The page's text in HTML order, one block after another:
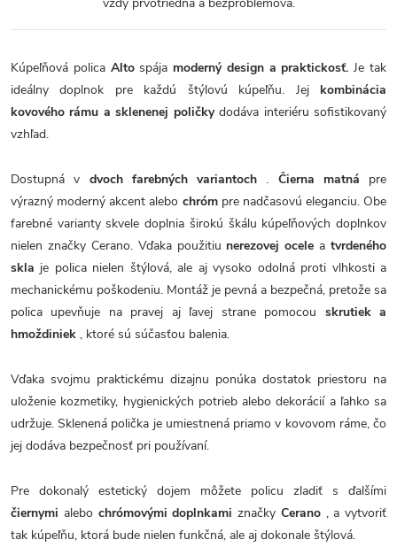
Kúpeľňová polica Altospája moderný design a praktickosť. Je tak
ideálny doplnok pre každú štýlovú kúpeľňu. Jej kombinácia
kovového rámu a sklenenej poličkydodáva interiéru sofistikovaný
vzhľad.
Dostupná v dvoch farebných variantoch . Čierna matná pre
výrazný moderný akcent alebo chrómpre nadčasovú eleganciu. Obe
farebné varianty skvele doplnia širokú škálu kúpeľňových doplnkov
nielen značky Cerano. Vďaka použitiu nerezovej ocele a tvrdeného
skla je polica nielen štýlová, ale aj vysoko odolná proti vlhkosti a
mechanickému poškodeniu. Montáž je pevná a bezpečná, pretože sa
polica upevňuje na pravej aj ľavej strane pomocou skrutiek a
hmoždiniek , ktoré sú súčasťou balenia.
Vďaka svojmu praktickému dizajnu ponúka dostatok priestoru na
uloženie kozmetiky, hygienických potrieb alebo dekorácií a ľahko sa
udržuje. Sklenená polička je umiestnená priamo v kovovom ráme, čo
jej dodáva bezpečnosť pri používaní.
Pre dokonalý estetický dojem môžete policu zladiť s ďalšími
čiernymi alebo chrómovými doplnkami značky Cerano, a vytvoriť
tak kúpeľňu, ktorá bude nielen funkčná, ale aj dokonale štýlová.